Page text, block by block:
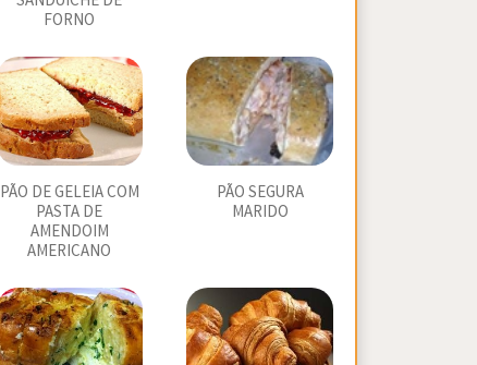
FORNO
PÃO DE GELEIA COM
PASTA DE
AMENDOIM
AMERICANO
PÃO SEGURA
MARIDO